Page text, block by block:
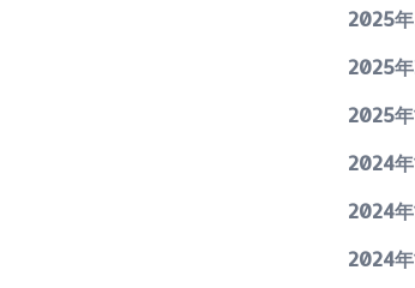
2025
2025
2025年
2024年
2024年
2024年